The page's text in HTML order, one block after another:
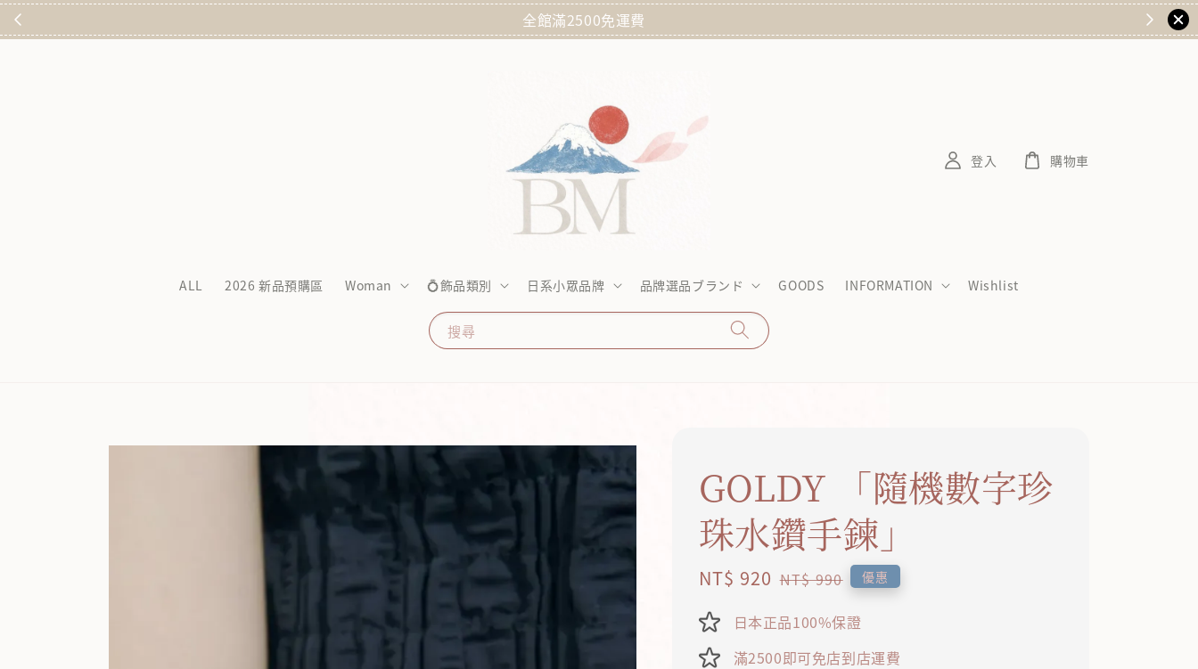
全館滿2500免運費
搜尋
ALL 2026 新品預購區 Woman 💍飾品類別 日系小眾品牌 品牌選品ブランド GOODS INFORMATION Wishlist
登入 購物車
GOLDY 「隨機數字珍
珠水鑽手鍊」
Sale
price
NT$ 920 Regular
NT$ 990 優惠
日本正品100%保證
滿2500即可免店到店運費